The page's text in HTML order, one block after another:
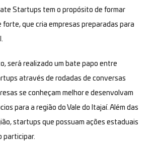
Startups tem o propósito de formar
forte, que cria empresas preparadas para
será realizado um bate papo entre
através de rodadas de conversas
se conheçam melhor e desenvolvam
para a região do Vale do Itajaí. Além das
startups que possuam ações estaduais
participar.